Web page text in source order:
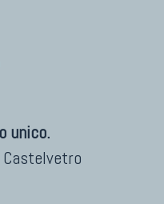
unico.
Castelvetro